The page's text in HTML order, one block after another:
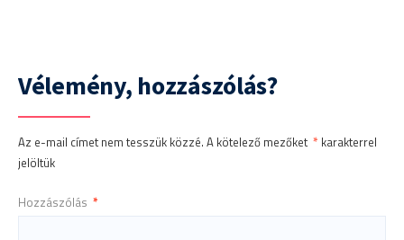
Vélemény, hozzászólás?
Az e-mail címet nem tesszük közzé. A kötelező mezőket * karakterrel
jelöltük
Hozzászólás *